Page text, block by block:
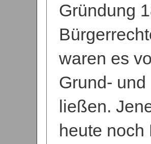
Gründung
waren es
Grund-
ließen.
heute noch